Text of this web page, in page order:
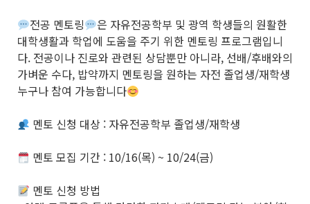
전공 멘토링
은 자유전공학부 및 광역 학생들의 원활한
대학생활과 학업에 도움을 주기 위한 멘토링 프로그램입니
다. 전공이나 진로와 관련된 상담뿐만 아니라, 선배/후배와의
가벼운 수다, 밥약까지 멘토링을 원하는 자전 졸업생/재학생
누구나 참여 가능합니다
멘토 신청 대상 : 자유전공학부 졸업생/재학생
멘토 모집 기간 : 10/16(목) ~ 10/24(금)
멘토 신청 방법